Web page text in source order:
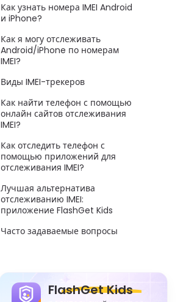
Как узнать номера IMEI Android
и iPhone?
Как я могу отслеживать
Android/iPhone по номерам
IMEI?
Виды IMEI-трекеров
Как найти телефон с помощью
онлайн сайтов отслеживания
IMEI?
Как отследить телефон с
помощью приложений для
отслеживания IMEI?
Лучшая альтернатива
отслеживанию IMEI:
приложение FlashGet Kids
Часто задаваемые вопросы
FlashGet Kids